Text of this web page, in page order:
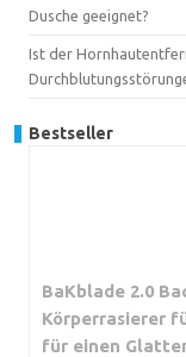
Dusche geeignet?
Ist der
Bestseller
BaKblade 2.0
Körperrasierer
für einen